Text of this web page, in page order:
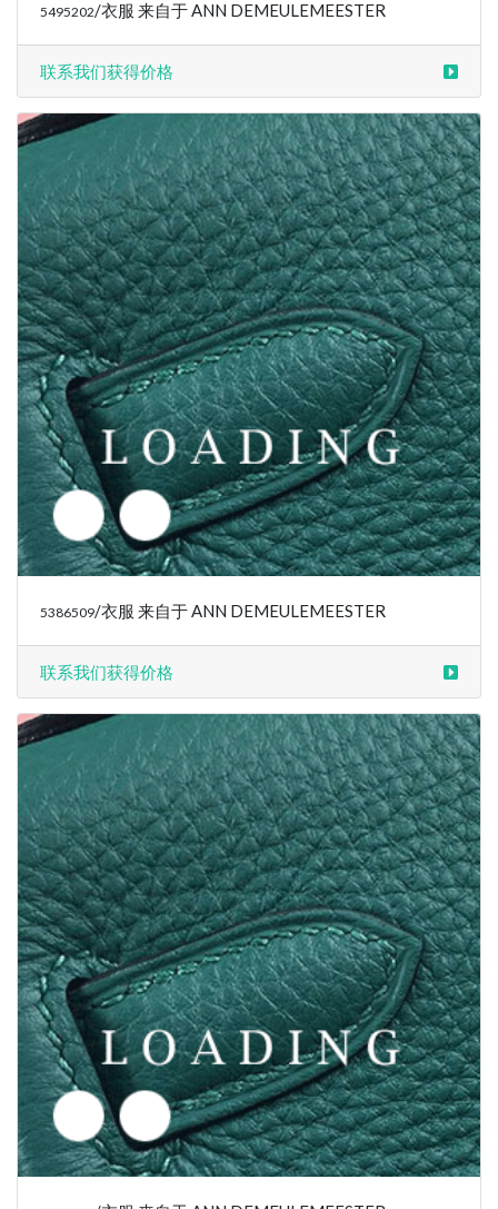
5495202/衣服 来自于 ANN DEMEULEMEESTER
联系我们获得价格
5386509/衣服 来自于 ANN DEMEULEMEESTER
联系我们获得价格